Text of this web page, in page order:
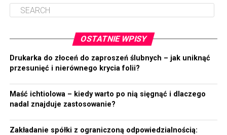
OSTATNIE WPISY
Drukarka do złoceń do zaproszeń ślubnych – jak uniknąć
przesunięć i nierównego krycia folii?
Maść ichtiolowa – kiedy warto po nią sięgnąć i dlaczego
nadal znajduje zastosowanie?
Zakładanie spółki z ograniczoną odpowiedzialnością: